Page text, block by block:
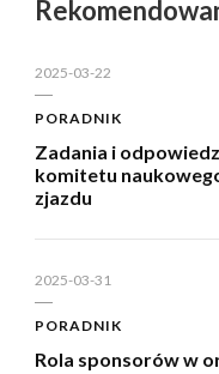
2025-03-22
PORADNIK
Zadania i
komitetu
zjazdu
2025-03-31
PORADNIK
Rola sponsorów w